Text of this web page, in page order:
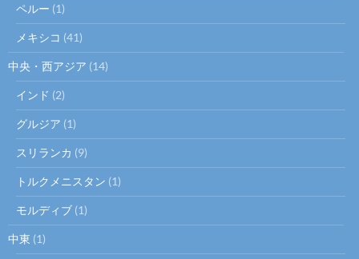
ペルー (1)
メキシコ (41)
中央・西アジア (14)
インド (2)
グルジア (1)
スリランカ (9)
トルクメニスタン (1)
モルディブ (1)
中東 (1)